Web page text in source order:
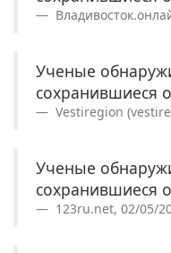
Ученые
сохранившиеся
Vestiregion
Ученые
сохранившиеся
123ru.net, 02/05/